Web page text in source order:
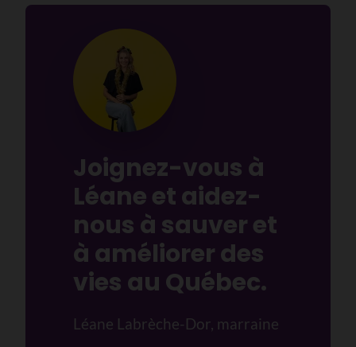
Joignez-vous à
Léane et aidez-
nous à sauver et
à améliorer des
vies au Québec.
Léane Labrèche-Dor, marraine